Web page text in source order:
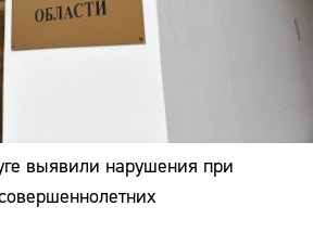
выявили нарушения при